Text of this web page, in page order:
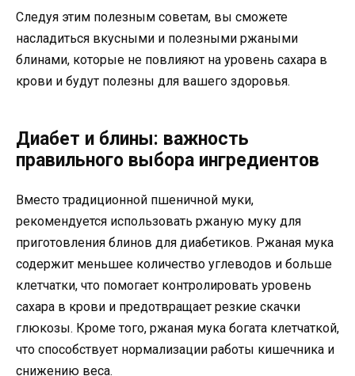
Следуя этим полезным советам, вы сможете
насладиться вкусными и полезными ржаными
блинами, которые не повлияют на уровень сахара в
крови и будут полезны для вашего здоровья.
Диабет и блины: важность
правильного выбора ингредиентов
Вместо традиционной пшеничной муки,
рекомендуется использовать ржаную муку для
приготовления блинов для диабетиков. Ржаная мука
содержит меньшее количество углеводов и больше
клетчатки, что помогает контролировать уровень
сахара в крови и предотвращает резкие скачки
глюкозы. Кроме того, ржаная мука богата клетчаткой,
что способствует нормализации работы кишечника и
снижению веса.